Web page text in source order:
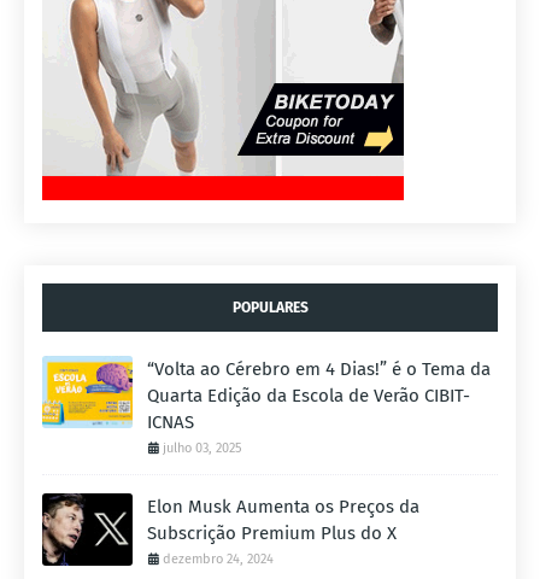
POPULARES
“Volta ao Cérebro em 4 Dias!” é o Tema da
Quarta Edição da Escola de Verão CIBIT-
ICNAS
julho 03, 2025
Elon Musk Aumenta os Preços da
Subscrição Premium Plus do X
dezembro 24, 2024